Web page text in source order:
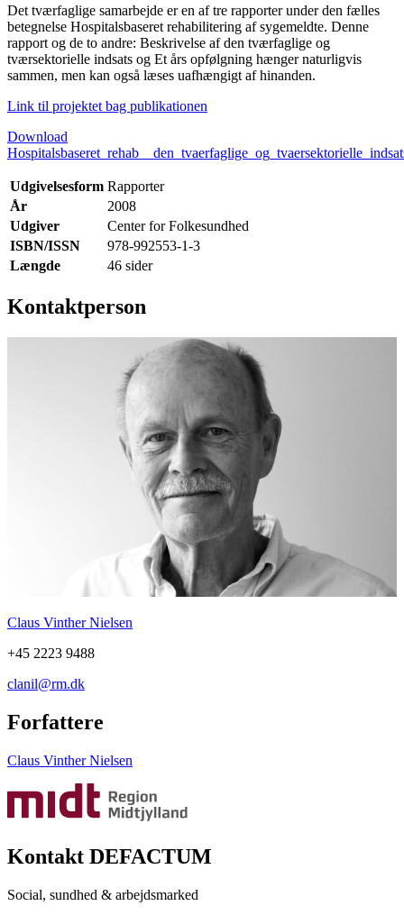
Det tværfaglige samarbejde er en af tre rapporter under den fælles
betegnelse Hospitalsbaseret rehabilitering af sygemeldte. Denne
rapport og de to andre: Beskrivelse af den tværfaglige og
tværsektorielle indsats og Et års opfølgning hænger naturligvis
sammen, men kan også læses uafhængigt af hinanden.
Link til projektet bag publikationen
Download
Udgivelsesform Rapporter
År
2008
Udgiver
Center for Folkesundhed
ISBN/ISSN
978-992553-1-3
Længde
46 sider
Kontaktperson
Claus Vinther Nielsen
+45 2223 9488
clanil@rm.dk
Forfattere
Claus Vinther Nielsen
Kontakt DEFACTUM
Social, sundhed & arbejdsmarked